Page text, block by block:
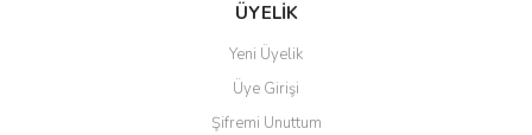
ÜYELİK
Yeni Üyelik
Üye Girişi
Şifremi Unuttum